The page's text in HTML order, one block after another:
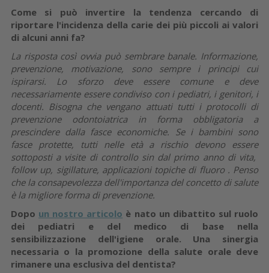
Come si può invertire la tendenza cercando di
riportare l'incidenza della carie dei più piccoli ai valori
di alcuni anni fa?
La risposta così ovvia può sembrare banale. Informazione,
prevenzione, motivazione, sono sempre i principi cui
ispirarsi. Lo sforzo deve essere comune e deve
necessariamente essere condiviso con i pediatri, i genitori, i
docenti. Bisogna che vengano attuati tutti i protocolli di
prevenzione odontoiatrica in forma obbligatoria a
prescindere dalla fasce economiche. Se i bambini sono
fasce protette, tutti nelle età a rischio devono essere
sottoposti a visite di controllo sin dal primo anno di vita,
follow up, sigillature, applicazioni topiche di fluoro . Penso
che la consapevolezza dell'importanza del concetto di salute
è la migliore forma di prevenzione.
Dopo un nostro articolo è nato un dibattito sul ruolo
dei pediatri e del medico di base nella
sensibilizzazione dell'igiene orale. Una sinergia
necessaria o la promozione della salute orale deve
rimanere una esclusiva del dentista?